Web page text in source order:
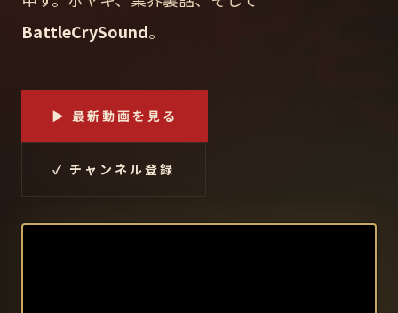
BattleCrySound。
▶ 最新動画を見る
✓ チャンネル登録